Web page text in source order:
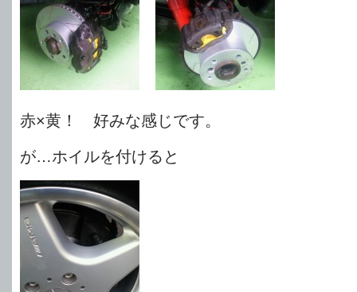
赤×黄！ 好みな感じです。
が…ホイルを付けると